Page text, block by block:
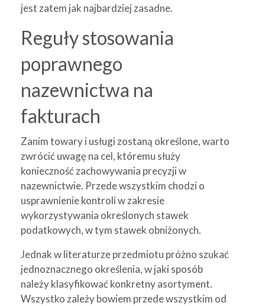
jest zatem jak najbardziej zasadne.
Reguły stosowania
poprawnego
nazewnictwa na
fakturach
Zanim towary i usługi zostaną określone, warto
zwrócić uwagę na cel, któremu służy
konieczność zachowywania precyzji w
nazewnictwie. Przede wszystkim chodzi o
usprawnienie kontroli w zakresie
wykorzystywania określonych stawek
podatkowych, w tym stawek obniżonych.
Jednak w literaturze przedmiotu próżno szukać
jednoznacznego określenia, w jaki sposób
należy klasyfikować konkretny asortyment.
Wszystko zależy bowiem przede wszystkim od